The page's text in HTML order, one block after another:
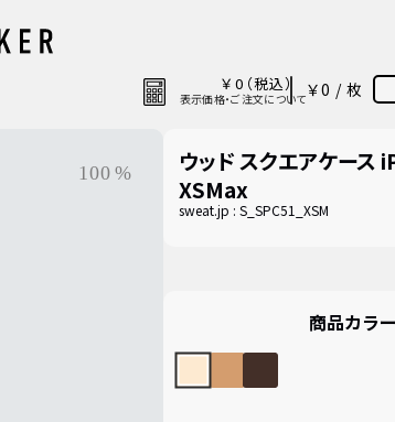
￥ 0（税込）
表示価格・ご注文について￥0 / 枚
100 %
ウッド スクエアケース
XSMax
sweat.jp : S_SPC51_XSM
商品カラ